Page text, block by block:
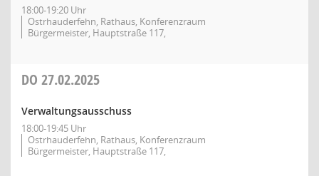
18:00-19:20 Uhr
Ostrhauderfehn, Rathaus, Konferenzraum
Bürgermeister, Hauptstraße 117,
DO 27.02.2025
Verwaltungsausschuss
18:00-19:45 Uhr
Ostrhauderfehn, Rathaus, Konferenzraum
Bürgermeister, Hauptstraße 117,